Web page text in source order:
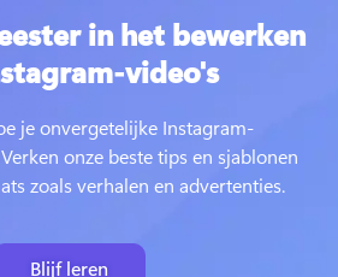
in het bewerken
video's
je onvergetelijke Instagram-
Verken onze beste tips en sjablonen
zoals verhalen en advertenties.
Blijf leren